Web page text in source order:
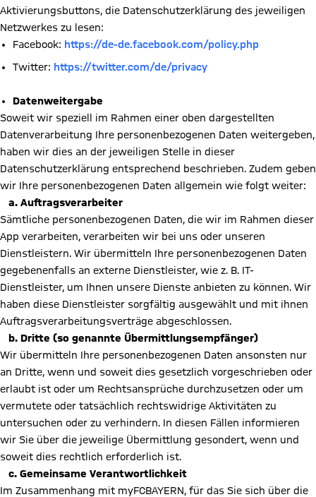
Aktivierungsbuttons, die Datenschutzerklärung des jeweiligen
Netzwerkes zu lesen:
Facebook: https://de-de.facebook.com/policy.php
Twitter: https://twitter.com/de/privacy
Datenweitergabe
Soweit wir speziell im Rahmen einer oben dargestellten
Datenverarbeitung Ihre personenbezogenen Daten weitergeben,
haben wir dies an der jeweiligen Stelle in dieser
Datenschutzerklärung entsprechend beschrieben. Zudem geben
wir Ihre personenbezogenen Daten allgemein wie folgt weiter:
a. Auftragsverarbeiter
Sämtliche personenbezogenen Daten, die wir im Rahmen dieser
App verarbeiten, verarbeiten wir bei uns oder unseren
Dienstleistern. Wir übermitteln Ihre personenbezogenen Daten
gegebenenfalls an externe Dienstleister, wie z. B. IT-
Dienstleister, um Ihnen unsere Dienste anbieten zu können. Wir
haben diese Dienstleister sorgfältig ausgewählt und mit ihnen
Auftragsverarbeitungsverträge abgeschlossen.
b. Dritte (so genannte Übermittlungsempfänger)
Wir übermitteln Ihre personenbezogenen Daten ansonsten nur
an Dritte, wenn und soweit dies gesetzlich vorgeschrieben oder
erlaubt ist oder um Rechtsansprüche durchzusetzen oder um
vermutete oder tatsächlich rechtswidrige Aktivitäten zu
untersuchen oder zu verhindern. In diesen Fällen informieren
wir Sie über die jeweilige Übermittlung gesondert, wenn und
soweit dies rechtlich erforderlich ist.
c. Gemeinsame Verantwortlichkeit
Im Zusammenhang mit myFCBAYERN, für das Sie sich über die